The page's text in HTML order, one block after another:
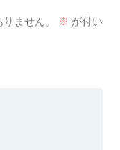
ません。 ※ が付い